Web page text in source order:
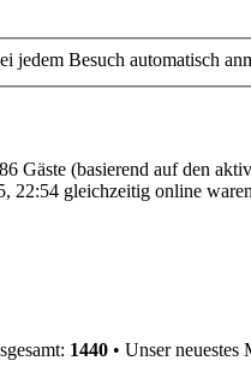
jedem Besuch automatisch
Gäste (basierend auf den
22:54 gleichzeitig online
1440 • Unser neuestes